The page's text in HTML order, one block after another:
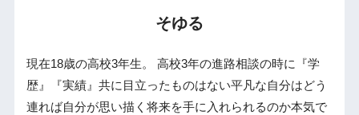
そゆる
現在18歳の高校3年生。 高校3年の進路相談の時に『学
歴』『実績』共に目立ったものはない平凡な自分はどう
連れば自分が思い描く将来を手に入れられるのか本気で